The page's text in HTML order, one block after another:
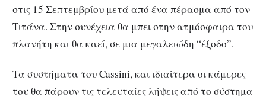
στις 15 Σεπτεμβρίου μετά από ένα πέρασμα από τον
Τιτάνα. Στην συνέχεια θα μπει στην ατμόσφαιρα του
πλανήτη και θα καεί, σε μια μεγαλειώδη “έξοδο”.
Τα συστήματα του Cassini, και ιδιαίτερα οι κάμερες
του θα πάρουν τις τελευταίες λήψεις από το σύστημα